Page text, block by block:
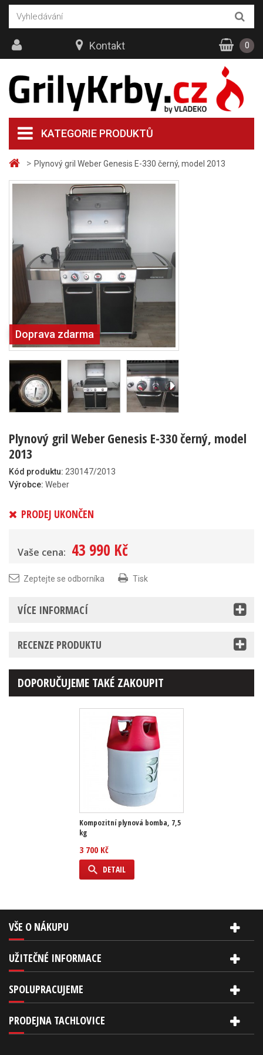
> Plynový gril Weber Genesis E-330 černý, model 2013
Doprava zdarma
Plynový gril Weber Genesis E-330 černý, model
2013
Kód produktu: 230147/2013
Výrobce: Weber
PRODEJ UKONČEN
Vaše cena: 43 990 Kč
Zeptejte se odborníka Tisk
VÍCE INFORMACÍ
RECENZE PRODUKTU
DOPORUČUJEME TAKÉ ZAKOUPIT
Kompozitní plynová bomba, 7,5
kg
3 700 Kč
DETAIL
KATEGORIE PRODUKTŮ
Kontakt 0
VŠE O NÁKUPU
UŽITEČNÉ INFORMACE
SPOLUPRACUJEME
PRODEJNA TACHLOVICE